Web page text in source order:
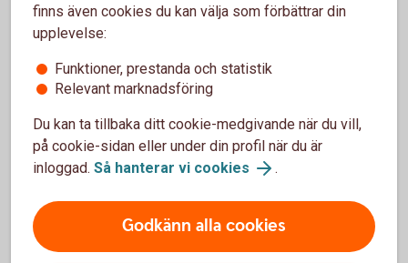
Betala fakturan med
kreditkort
finns även cookies du kan välja som förbättrar din
upplevelse:
Funktioner, prestanda och statistik
Relevant marknadsföring
Du kan ta tillbaka ditt cookie-medgivande när du vill,
på cookie-sidan eller under din profil när du är
inloggad. Så hanterar vi cookies .
Godkänn alla cookies